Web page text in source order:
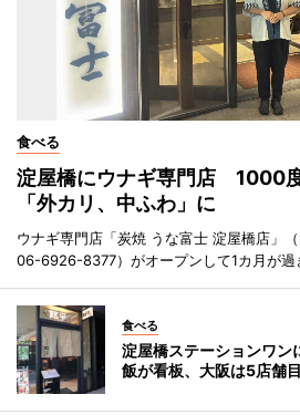
食べる
淀屋橋にウナギ専門店 1000
「外カリ、中ふわ」に
ウナギ専門店「炭焼 うな富士 淀屋橋店」
06-6926-8377）がオープンして1カ月が過
食べる
淀屋橋ステーションワ
飯が看板、大阪は5店舗目